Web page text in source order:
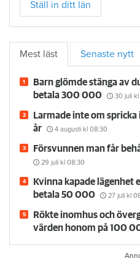
Ställ in ditt län
Mest läst Senaste nytt
Barn glömde stänga av
betala 300 000
30 juli
Larmade inte om
år
4 augusti kl 08:30
Försvunnen man får
29 juli kl 08:30
Kvinna kapade lägenhet
betala 50 000
27 juli kl
Rökte inomhus och
värden honom på 100